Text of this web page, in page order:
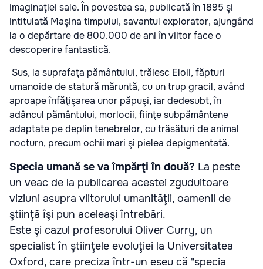
imaginaţiei sale. În povestea sa, publicată în 1895 şi
intitulată Maşina timpului, savantul explorator, ajungând
la o depărtare de 800.000 de ani în viitor face o
descoperire fantastică.
Sus, la suprafaţa pământului, trăiesc Eloii, făpturi
umanoide de statură măruntă, cu un trup gracil, având
aproape înfăţişarea unor păpuşi, iar dedesubt, în
adâncul pământului, morlocii, fiinţe subpământene
adaptate pe deplin tenebrelor, cu trăsături de animal
nocturn, precum ochii mari şi pielea depigmentată.
Specia umană se va împărţi în două? La peste
un veac de la publicarea acestei zguduitoare
viziuni asupra viitorului umanităţii, oamenii de
ştiinţă îşi pun aceleaşi întrebări.
Este şi cazul profesorului Oliver Curry, un
specialist în ştiinţele evoluţiei la Universitatea
Oxford, care preciza într-un eseu că "specia